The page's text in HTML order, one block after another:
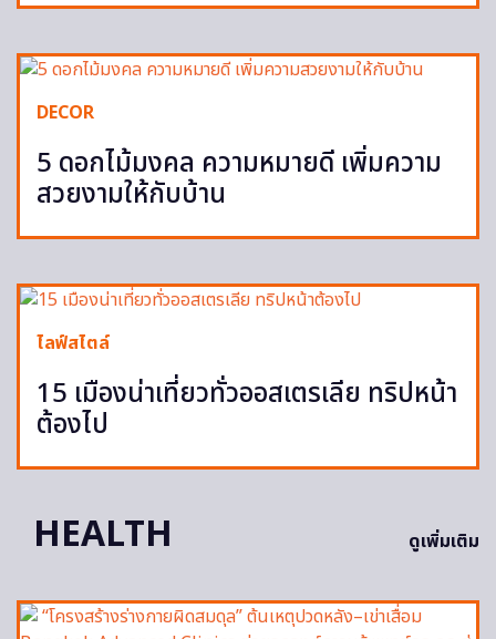
DECOR
5 ดอกไม้มงคล ความหมายดี เพิ่มความ
สวยงามให้กับบ้าน
ไลฟ์สไตล์
15 เมืองน่าเที่ยวทั่วออสเตรเลีย ทริปหน้า
ต้องไป
HEALTH ดูเพิ่มเติม